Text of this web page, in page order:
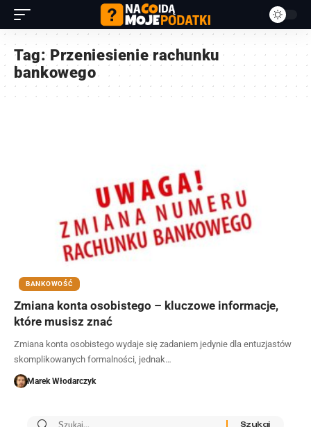
Tag: Przeniesienie rachunku
bankowego
BANKOWOŚĆ
Zmiana konta osobistego – kluczowe informacje,
które musisz znać
Zmiana konta osobistego wydaje się zadaniem jedynie dla entuzjastów
skomplikowanych formalności, jednak…
Marek Włodarczyk